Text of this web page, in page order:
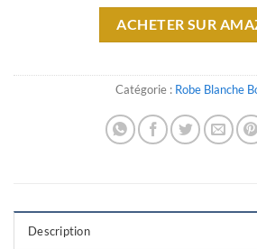
ACHETER SUR
Catégorie : Robe Blanche
Description